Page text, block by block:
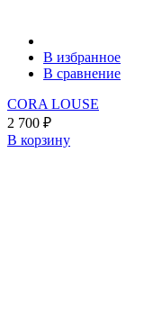
В избранное
В сравнение
CORA LOUSE
2 700 ₽
В корзину